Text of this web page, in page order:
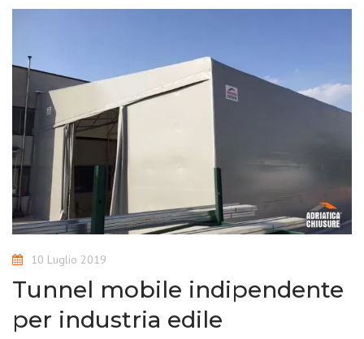
10 Luglio 2019
Tunnel mobile indipendente
per industria edile